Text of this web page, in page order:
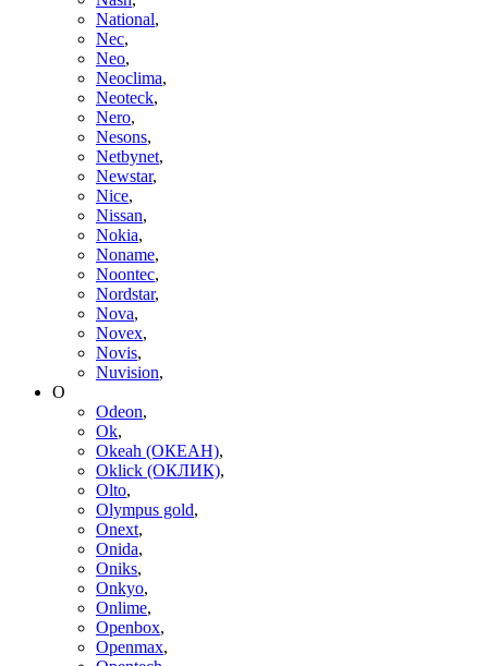
National,
Nec,
Neo,
Neoclima,
Neoteck,
Nero,
Nesons,
Netbynet,
Newstar,
Nice,
Nissan,
Nokia,
Noname,
Noontec,
Nordstar,
Nova,
Novex,
Novis,
Nuvision,
O
Odeon,
Ok,
Okeah (ОКЕАН),
Oklick (ОКЛИК),
Olto,
Olympus gold,
Onext,
Onida,
Oniks,
Onkyo,
Onlime,
Openbox,
Openmax,